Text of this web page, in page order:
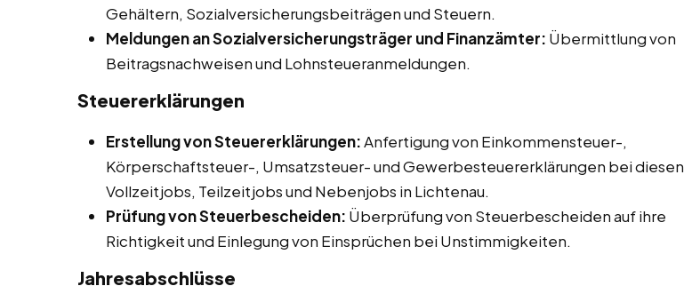
Gehältern, Sozialversicherungsbeiträgen und Steuern.
Meldungen an Sozialversicherungsträger und Finanzämter: Übermittlung von
Beitragsnachweisen und Lohnsteueranmeldungen.
Steuererklärungen
Erstellung von Steuererklärungen:Anfertigung von Einkommensteuer-,
Körperschaftsteuer-, Umsatzsteuer- und Gewerbesteuererklärungen bei diesen
Vollzeitjobs, Teilzeitjobs und Nebenjobs in Lichtenau.
Prüfung von Steuerbescheiden: Überprüfung von Steuerbescheiden auf ihre
Richtigkeit und Einlegung von Einsprüchen bei Unstimmigkeiten.
Jahresabschlüsse